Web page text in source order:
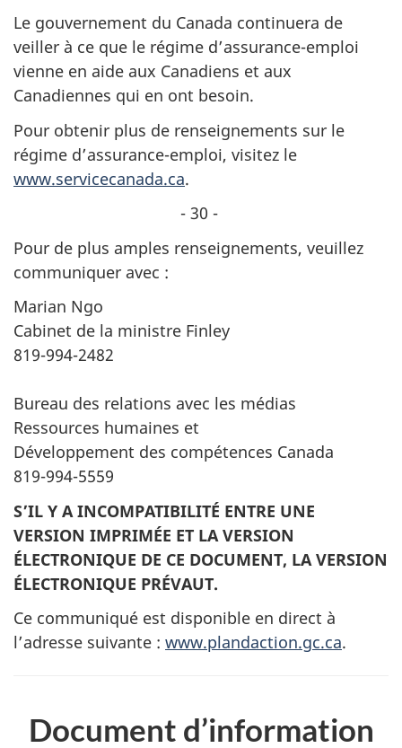
Le gouvernement du Canada continuera de
veiller à ce que le régime d’assurance-emploi
vienne en aide aux Canadiens et aux
Canadiennes qui en ont besoin.
Pour obtenir plus de renseignements sur le
régime d’assurance-emploi, visitez le
www.servicecanada.ca.
- 30 -
Pour de plus amples renseignements, veuillez
communiquer avec :
Marian Ngo
Cabinet de la ministre Finley
819-994-2482
Bureau des relations avec les médias
Ressources humaines et
Développement des compétences Canada
819-994-5559
S’IL Y A INCOMPATIBILITÉ ENTRE UNE
VERSION IMPRIMÉE ET LA VERSION
ÉLECTRONIQUE DE CE DOCUMENT, LA VERSION
ÉLECTRONIQUE PRÉVAUT.
Ce communiqué est disponible en direct à
l’adresse suivante : www.plandaction.gc.ca.
Document d’information